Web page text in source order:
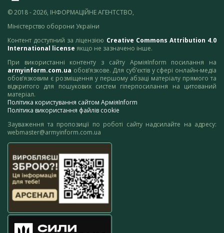
© 2018 - 2026, ІНФОРМАЦІЙНЕ АГЕНТСТВО,
Міністерство оборони України
Контент доступний за ліцензією Creative Commons Attribution 4.0
International license якщо не зазначено інше.
При використанні контенту з сайту АрміяInform посилання на
armyinform.com.ua обов’язкове. Для суб’єктів у сфері онлайн-медіа
обов’язковим є розміщення у першому абзаці матеріалу прямого та
відкритого для пошукових систем гіперпосилання на цитований
матеріал.
Політика користування сайтом АрміяInform
Політика використання файлів cookie
Зауваження та пропозиції по роботі сайту надсилайте на адресу:
webmaster@armyinform.com.ua